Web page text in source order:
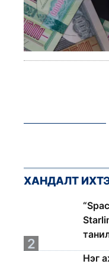
ХАНДАЛТ
2
Нэг